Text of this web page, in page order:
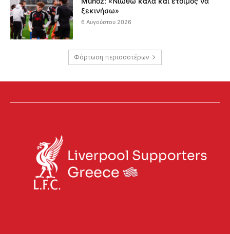
ξεκινήσω»
6 Αυγούστου 2026
Φόρτωση περισσοτέρων